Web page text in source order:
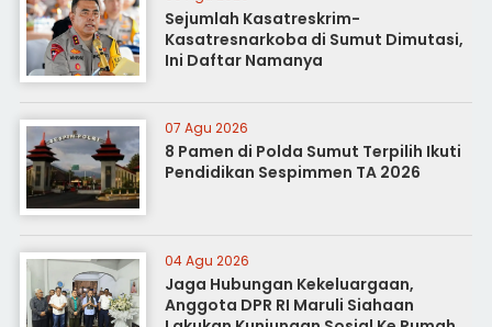
Sejumlah Kasatreskrim-
Kasatresnarkoba di Sumut Dimutasi,
Ini Daftar Namanya
07 Agu 2026
8 Pamen di Polda Sumut Terpilih Ikuti
Pendidikan Sespimmen TA 2026
04 Agu 2026
Jaga Hubungan Kekeluargaan,
Anggota DPR RI Maruli Siahaan